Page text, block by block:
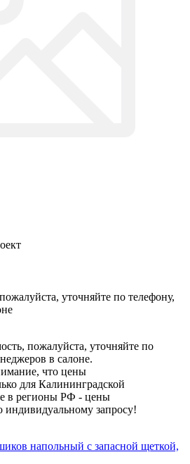
уточняйте по телефону,
пожалуйста, уточняйте по
в салоне.
что цены
для Калининградской
в регионы РФ - цены
индивидуальному запросу!